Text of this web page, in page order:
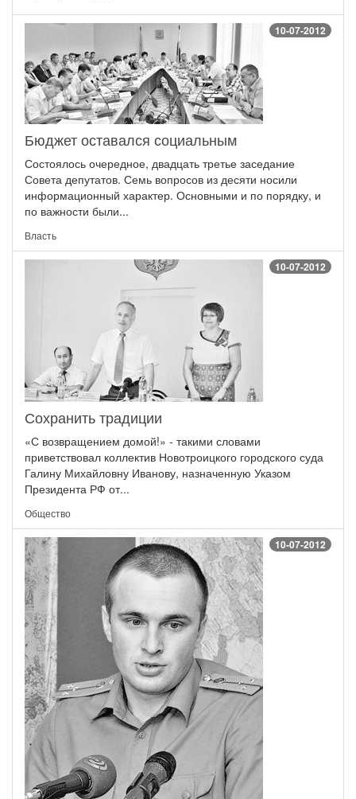
10-07-2012
Бюджет оставался социальным
Состоялось очередное, двадцать третье заседание
Совета депутатов. Семь вопросов из десяти носили
информационный характер. Основными и по порядку, и
по важности были...
Власть
10-07-2012
Сохранить традиции
«С возвращением домой!» - такими словами
приветствовал коллектив Новотроицкого городского суда
Галину Михайловну Иванову, назначенную Указом
Президента РФ от...
Общество
10-07-2012